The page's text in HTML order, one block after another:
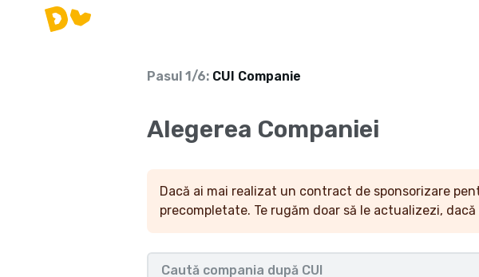
Pasul 1/6: CUI Companie
Alegerea Companiei
Dacă ai mai realizat un contract de sponsorizare
precompletate. Te rugăm doar să le actualizezi,